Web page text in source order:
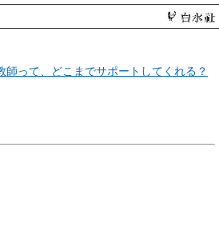
師って、どこまでサポートしてくれる？